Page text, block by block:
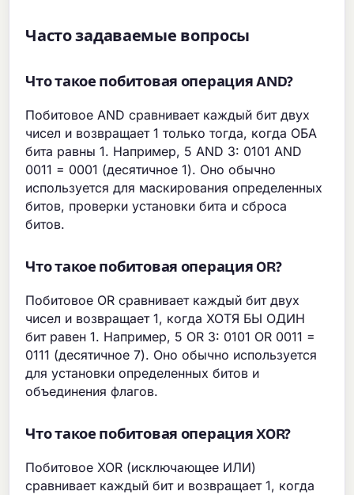
Часто задаваемые вопросы
Что такое побитовая операция AND?
Побитовое AND сравнивает каждый бит двух
чисел и возвращает 1 только тогда, когда ОБА
бита равны 1. Например, 5 AND 3: 0101 AND
0011 = 0001 (десятичное 1). Оно обычно
используется для маскирования определенных
битов, проверки установки бита и сброса
битов.
Что такое побитовая операция OR?
Побитовое OR сравнивает каждый бит двух
чисел и возвращает 1, когда ХОТЯ БЫ ОДИН
бит равен 1. Например, 5 OR 3: 0101 OR 0011 =
0111 (десятичное 7). Оно обычно используется
для установки определенных битов и
объединения флагов.
Что такое побитовая операция XOR?
Побитовое XOR (исключающее ИЛИ)
сравнивает каждый бит и возвращает 1, когда